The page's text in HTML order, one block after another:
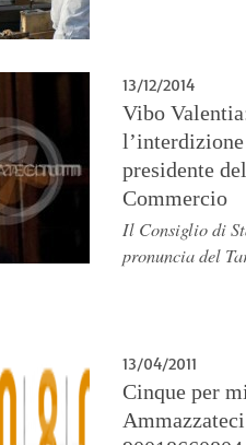
13/12/2014
Vibo
presidente
Commercio
Il Consiglio di
pronuncia del
13/04/2011
Cinque per